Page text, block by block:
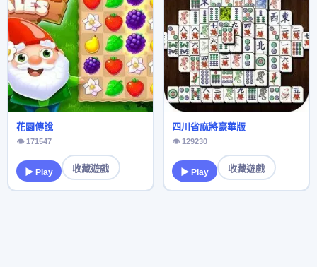
花園傳說
👁 171547
▶ Play 收藏遊戲
四川省麻將豪華版
👁 129230
▶ Play 收藏遊戲